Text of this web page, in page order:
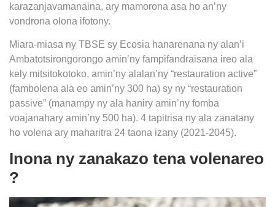
karazanjavamanaina, ary mamorona asa ho an’ny
vondrona olona ifotony.
Miara-miasa ny TBSE sy Ecosia hanarenana ny alan’i
Ambatotsirongorongo amin’ny fampifandraisana ireo ala
kely mitsitokotoko, amin’ny alalan’ny “restauration active”
(fambolena ala eo amin’ny 300 ha) sy ny “restauration
passive” (manampy ny ala haniry amin’ny fomba
voajanahary amin’ny 500 ha). 4 tapitrisa ny ala zanatany
ho volena ary maharitra 24 taona izany (2021-2045).
Inona ny zanakazo tena volenareo
?